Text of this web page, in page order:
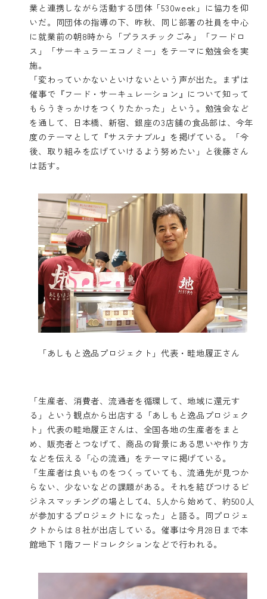
業と連携しながら活動する団体「530week」に協力を仰
いだ。同団体の指導の下、昨秋、同じ部署の社員を中心
に就業前の朝8時から「プラスチックごみ」「フードロ
ス」「サーキュラーエコノミー」をテーマに勉強会を実
施。
「変わっていかないといけないという声が出た。まずは
催事で『フード・サーキュレーション』について知って
もらうきっかけをつくりたかった」という。勉強会など
を通して、日本橋、新宿、銀座の3店舗の食品部は、今年
度のテーマとして『サステナブル』を掲げている。「今
後、取り組みを広げていけるよう努めたい」と後藤さん
は話す。
「あしもと逸品プロジェクト」代表・畦地履正さん
「生産者、消費者、流通者を循環して、地域に還元す
る」という観点から出店する「あしもと逸品プロジェク
ト」代表の畦地履正さんは、全国各地の生産者をまと
め、販売者とつなげて、商品の背景にある思いや作り方
などを伝える「心の流通」をテーマに掲げている。
「生産者は良いものをつくっていても、流通先が見つか
らない、少ないなどの課題がある。それを結びつけるビ
ジネスマッチングの場として4、5人から始めて、約500人
が参加するプロジェクトになった」と語る。同プロジェ
クトからは８社が出店している。催事は今月28日まで本
館地下１階フードコレクションなどで行われる。